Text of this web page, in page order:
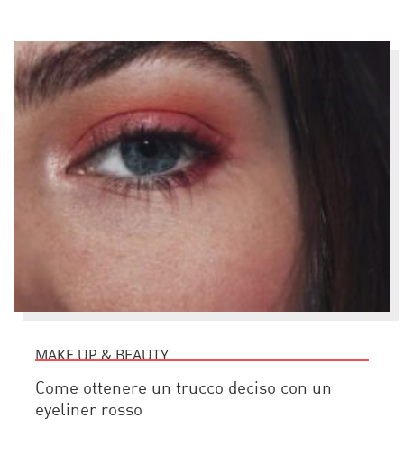
MAKE UP & BEAUTY
Come ottenere un trucco deciso con un
eyeliner rosso